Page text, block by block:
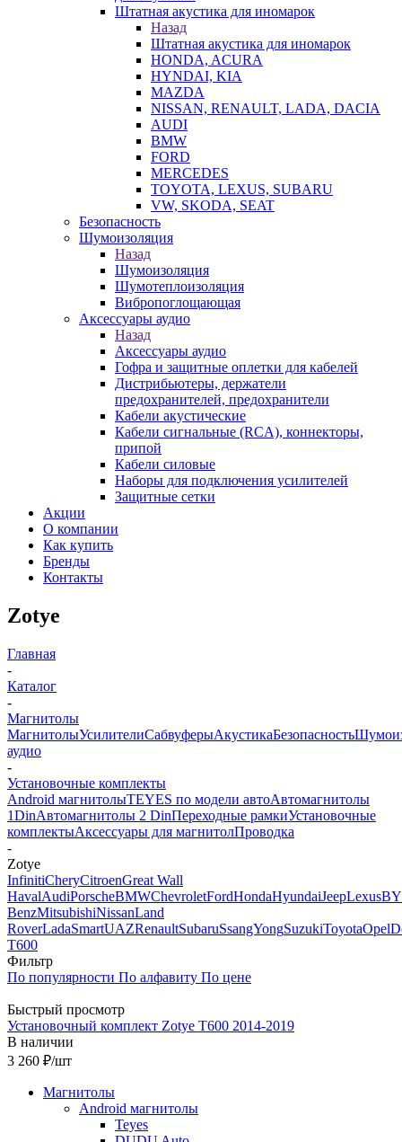
Штатная акустика для иномарок
Назад
Штатная акустика для иномарок
HONDA, ACURA
HYNDAI, KIA
MAZDA
NISSAN, RENAULT, LADA, DACIA
AUDI
BMW
FORD
MERCEDES
TOYOTA, LEXUS, SUBARU
VW, SKODA, SEAT
Безопасность
Шумоизоляция
Назад
Шумоизоляция
Шумотеплоизоляция
Вибропоглощающая
Аксессуары аудио
Назад
Аксессуары аудио
Гофра и защитные оплетки для кабелей
Дистрибьютеры, держатели
предохранителей, предохранители
Кабели акустические
Кабели сигнальные (RCA), коннекторы,
припой
Кабели силовые
Наборы для подключения усилителей
Защитные сетки
Акции
О компании
Как купить
Бренды
Контакты
Zotye
Главная
-
Каталог
-
Магнитолы
МагнитолыУсилителиСабвуферыАкустикаБезопасность
аудио
-
Установочные комплекты
Android магнитолыTEYES по модели автоАвтомагнитолы
1DinАвтомагнитолы 2 DinПереходные рамкиУстановочные
комплектыАксессуары для магнитолПроводка
-
Zotye
InfinitiCheryCitroenGreat Wall
HavalAudiPorscheBMWChevroletFordHondaHyundaiJeepLexus
BenzMitsubishiNissanLand
RoverLadaSmartUAZRenaultSubaruSsangYongSuzukiToyotaOpel
T600
Фильтр
По популярности По алфавиту По цене
Быстрый просмотр
Установочный комплект Zotye T600 2014-2019
В наличии
3 260 ₽/шт
Магнитолы
Android магнитолы
Teyes